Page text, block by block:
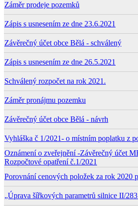
Záměr prodeje pozemků
Zápis s usnesením ze dne 23.6.2021
Závěrečný účet obce Bělá - schválený
Zápis s usnesením ze dne 26.5.2021
Schválený rozpočet na rok 2021.
Záměr pronájmu pozemku
Závěrečný účet obce Bělá - návrh
Vyhláška č 1/2021- o místním poplatku z
Oznámení o zveřejnění -Závěrečný účet
Rozpočtové opatření č.1/2021
Porovnání cenových položek za rok 2020
„Úprava šířkových parametrů silnice II/